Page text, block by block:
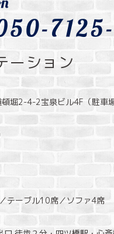
ーション
堀2-4-2宝泉ビル4F（駐車
テーブル10席／ソファ4席